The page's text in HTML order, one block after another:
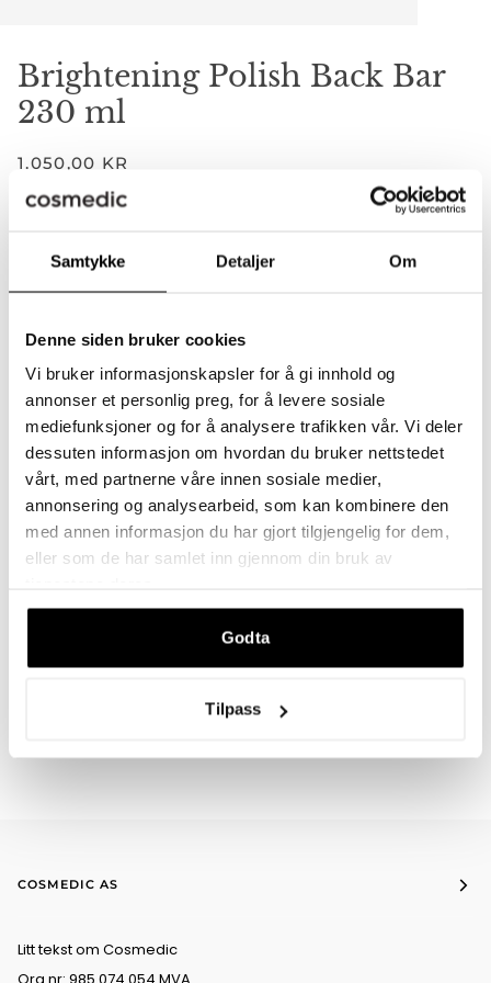
Samtykke Detaljer Om
Denne siden bruker cookies
Vi bruker informasjonskapsler for å gi innhold og
annonser et personlig preg, for å levere sosiale
mediefunksjoner og for å analysere trafikken vår. Vi deler
dessuten informasjon om hvordan du bruker nettstedet
vårt, med partnerne våre innen sosiale medier,
annonsering og analysearbeid, som kan kombinere den
med annen informasjon du har gjort tilgjengelig for dem,
eller som de har samlet inn gjennom din bruk av
Godta
Tilpass
Brightening Polish Back Bar
230 ml
1.050,00 KR
Legger til i handlekurven
Lagt til i handlekurven
BESKRIVELSE
COSMEDIC AS
Litt tekst om Cosmedic